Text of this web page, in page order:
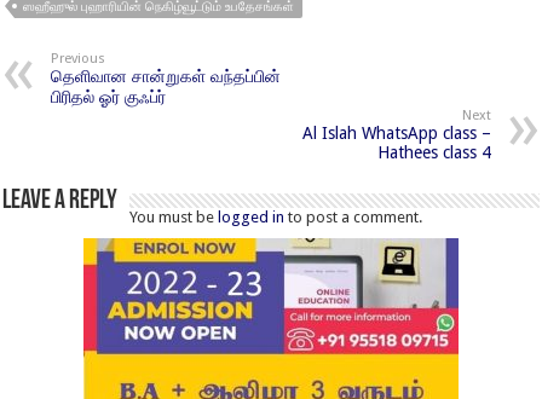
ஸஹீஹுல் புஹாரியின் நெகிழ்வூட்டும் உபதேசங்கள்
Previous
தெளிவான சான்றுகள் வந்தப்பின்
பிரிதல் ஓர் குஃப்ர்
Next
Al Islah WhatsApp class –
Hathees class 4
Leave a Reply
You must be logged in to post a comment.